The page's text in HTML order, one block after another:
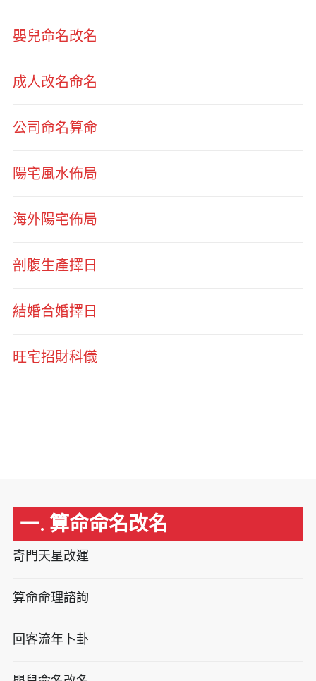
嬰兒命名改名
成人改名命名
公司命名算命
陽宅風水佈局
海外陽宅佈局
剖腹生產擇日
結婚合婚擇日
旺宅招財科儀
一. 算命命名改名
奇門天星改運
算命命理諮詢
回客流年卜卦